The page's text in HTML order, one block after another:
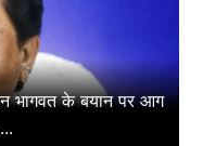
भागवत के बयान पर आग